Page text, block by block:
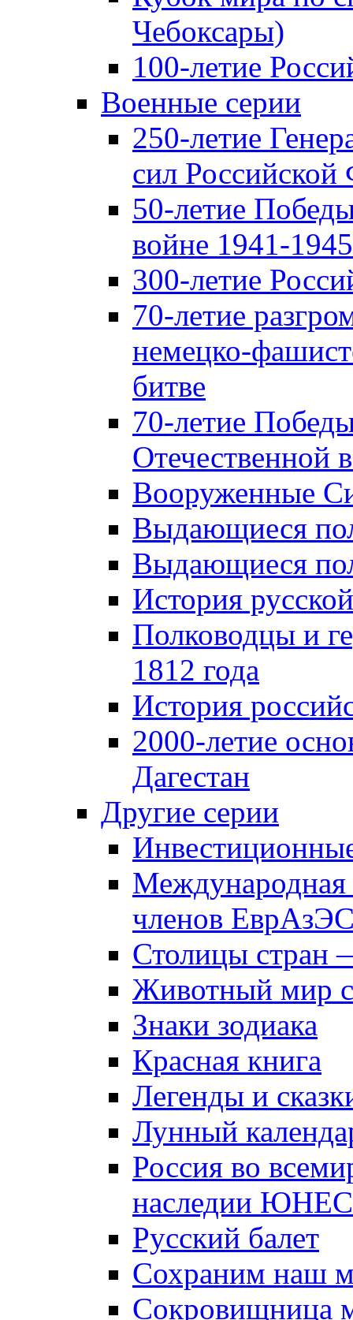
Чебоксары)
100-летие
Военные серии
250-летие
сил Российской
50-летие
войне 1941-1945
300-летие
70-летие
немецко-
битве
70-летие
Отечественной
Вооруженные
Выдающиеся
Выдающиеся
История
Полководцы и
1812 года
История
2000-летие
Дагестан
Другие серии
Международная
членов
Столицы стран
Животный мир
Знаки зодиака
Красная книга
Легенды и
Лунный
Россия во
наследии
Русский балет
Сохраним наш
Сокровищница